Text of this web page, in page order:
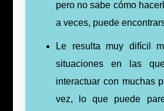
pero no sabe cómo
a veces, puede
Le resulta muy difícil
situaciones en las
interactuar con muchas
vez, lo que puede